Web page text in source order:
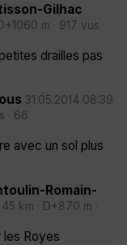
Gilhac
m · 917 vus ·
drailles pas
31.05.2014 08:39
· 66
avec un sol plus
Romain-
km · D+870 m ·
les Royes